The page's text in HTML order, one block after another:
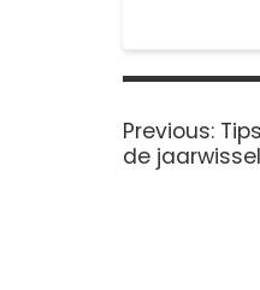
Bericht
Previous:
de